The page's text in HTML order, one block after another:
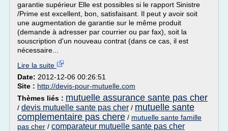
garantie supérieur Elle est possibles si le rapport Sinistre
/Prime est excellent, bon, satisfaisant. Il peut y avoir soit
une augmentation de garantie sur le même produit
(demande à adresser par courrier ou par fax), soit la
souscription d'un nouveau contrat (dans ce cas, il est
nécessaire...
Lire la suite
Date: 2012-12-06 00:26:51
Site : http://devis-pour-mutuelle.com
Thèmes liés : mutuelle assurance sante pas cher
/ devis mutuelle sante pas cher / mutuelle sante
complementaire pas chere / mutuelle sante famille
pas cher / comparateur mutuelle sante pas cher